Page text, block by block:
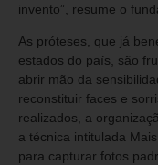
invento”, resume o
As próteses, que já
estados do país, são
abrir mão da
reconstituir faces e
realizados, a
a técnica intitulada
para capturar fotos